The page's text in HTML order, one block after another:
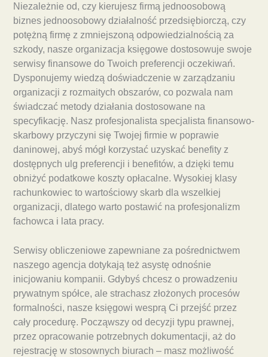
Niezależnie od, czy kierujesz firmą jednoosobową
biznes jednoosobowy działalność przedsiębiorczą, czy
potężną firmę z zmniejszoną odpowiedzialnością za
szkody, nasze organizacja księgowe dostosowuje swoje
serwisy finansowe do Twoich preferencji oczekiwań.
Dysponujemy wiedzą doświadczenie w zarządzaniu
organizacji z rozmaitych obszarów, co pozwala nam
świadczać metody działania dostosowane na
specyfikację. Nasz profesjonalista specjalista finansowo-
skarbowy przyczyni się Twojej firmie w poprawie
daninowej, abyś mógł korzystać uzyskać benefity z
dostępnych ulg preferencji i benefitów, a dzięki temu
obniżyć podatkowe koszty opłacalne. Wysokiej klasy
rachunkowiec to wartościowy skarb dla wszelkiej
organizacji, dlatego warto postawić na profesjonalizm
fachowca i lata pracy.
Serwisy obliczeniowe zapewniane za pośrednictwem
naszego agencja dotykają też asystę odnośnie
inicjowaniu kompanii. Gdybyś chcesz o prowadzeniu
prywatnym spółce, ale strachasz złożonych procesów
formalności, nasze księgowi wesprą Ci przejść przez
cały procedurę. Począwszy od decyzji typu prawnej,
przez opracowanie potrzebnych dokumentacji, aż do
rejestrację w stosownych biurach – masz możliwość